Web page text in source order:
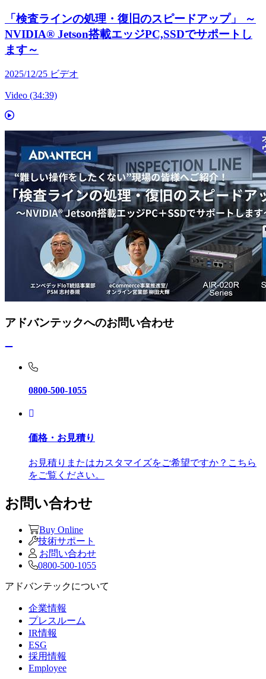
「検査ラインの処理・復旧のスピードアップ」 ～
NVIDIA® Jetson搭載エッジPC,SSDでサポートし
ます～
2025/12/25 ビデオ
Video (34:39)
アドバンテックへのお問い合わせ
0800-500-1055
価格・お見積り
お見積りまたはカスタマイズをご希望ですか？こちら
をご覧ください。
お問い合わせ
Buy Online
技術サポート
お問い合わせ
0800-500-1055
アドバンテックについて
企業情報
プレスルーム
IR情報
ESG
採用情報
Employee